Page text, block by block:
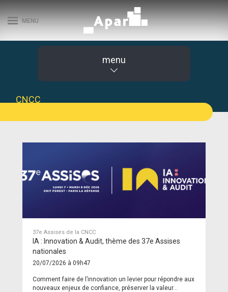
MENU
menu
CNCC
37e Assises de la CNCC
IA : Innovation & Audit, thème des 37e Assises
nationales
20/07/2026 à 09h47
Comment faire de l’innovation un levier pour répondre aux
nouveaux enjeux de confiance, préserver la valeur...